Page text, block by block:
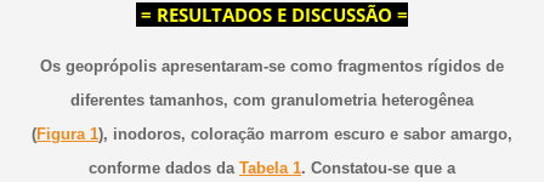
= RESULTADOS E DISCUSSÃO =
Os geoprópolis apresentaram-se como fragmentos rígidos de
diferentes tamanhos, com granulometria heterogênea
(Figura 1), inodoros, coloração marrom escuro e sabor amargo,
conforme dados da Tabela 1. Constatou-se que a